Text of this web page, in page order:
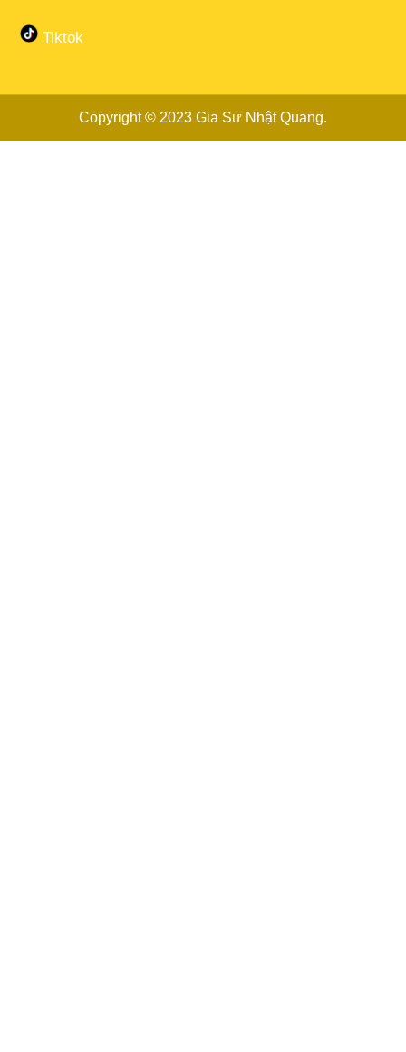
Tiktok
Copyright © 2023 Gia Sư Nhật Quang.